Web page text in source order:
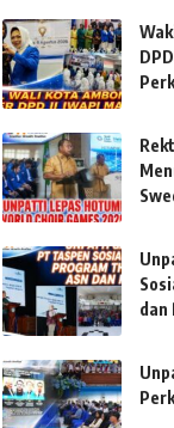
dan